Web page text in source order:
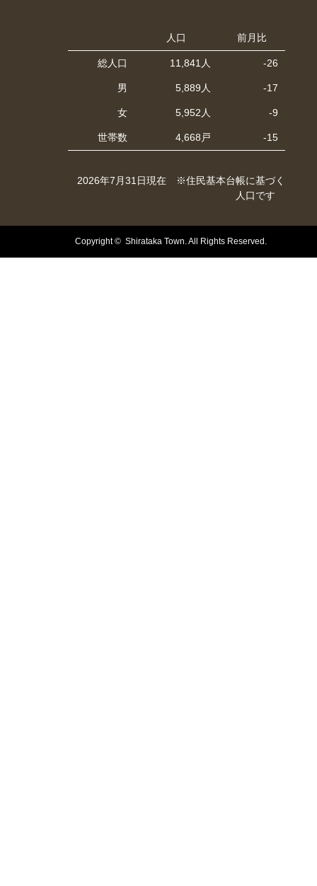
人口 前月比
総人口 11,841人 -26
男 5,889人 -17
女 5,952人 -9
世帯数 4,668戸 -15
2026年7月31日現在 ※住民基本台帳に基づく
人口です
Copyright © Shirataka Town. All Rights Reserved.